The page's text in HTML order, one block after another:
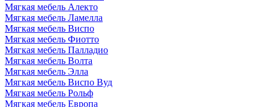
Мягкая мебель Алекто
Мягкая мебель Ламелла
Мягкая мебель Виспо
Мягкая мебель Фиотто
Мягкая мебель Палладио
Мягкая мебель Волта
Мягкая мебель Элла
Мягкая мебель Виспо Вуд
Мягкая мебель Рольф
Мягкая мебель Европа